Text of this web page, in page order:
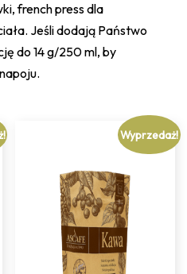
french press dla
Jeśli dodają Państwo
do 14 g/250 ml, by
Wyprzedaż!